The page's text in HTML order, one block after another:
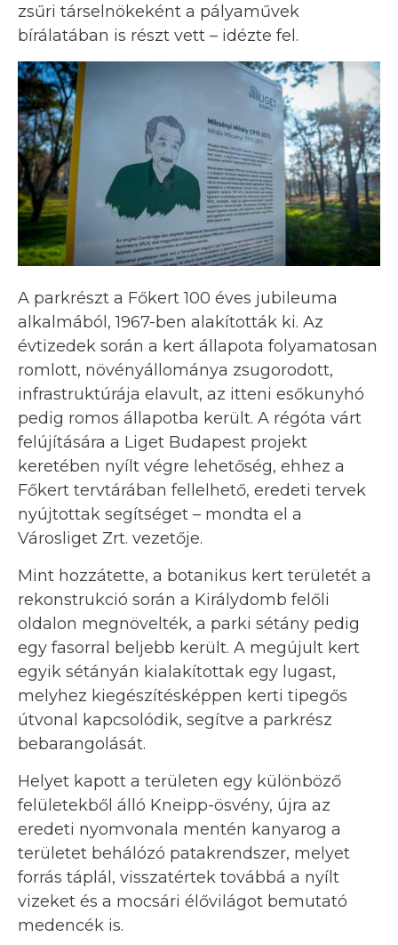
zsűri társelnökeként a pályaművek
bírálatában is részt vett – idézte fel.
A parkrészt a Főkert 100 éves jubileuma
alkalmából, 1967-ben alakították ki. Az
évtizedek során a kert állapota folyamatosan
romlott, növényállománya zsugorodott,
infrastruktúrája elavult, az itteni esőkunyhó
pedig romos állapotba került. A régóta várt
felújítására a Liget Budapest projekt
keretében nyílt végre lehetőség, ehhez a
Főkert tervtárában fellelhető, eredeti tervek
nyújtottak segítséget – mondta el a
Városliget Zrt. vezetője.
Mint hozzátette, a botanikus kert területét a
rekonstrukció során a Királydomb felőli
oldalon megnövelték, a parki sétány pedig
egy fasorral beljebb került. A megújult kert
egyik sétányán kialakítottak egy lugast,
melyhez kiegészítésképpen kerti tipegős
útvonal kapcsolódik, segítve a parkrész
bebarangolását.
Helyet kapott a területen egy különböző
felületekből álló Kneipp-ösvény, újra az
eredeti nyomvonala mentén kanyarog a
területet behálózó patakrendszer, melyet
forrás táplál, visszatértek továbbá a nyílt
vizeket és a mocsári élővilágot bemutató
medencék is.